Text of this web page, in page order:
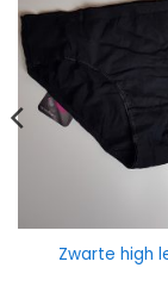
Zwarte high